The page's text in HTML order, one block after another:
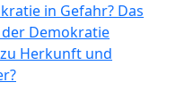
in Gefahr? Das
Demokratie
Herkunft und